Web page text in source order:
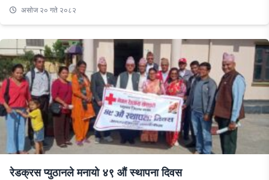
असाेज २० गते २०८२
रेडक्रस प्युठानले मनायो ४९ औं स्थापना दिवस